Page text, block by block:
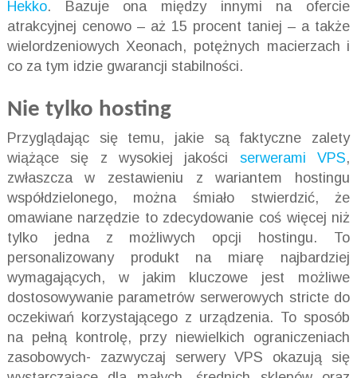
Hekko. Bazuje ona między innymi na ofercie
atrakcyjnej cenowo – aż 15 procent taniej – a także
wielordzeniowych Xeonach, potężnych macierzach i
co za tym idzie gwarancji stabilności.
Nie tylko hosting
Przyglądając się temu, jakie są faktyczne zalety
wiążące się z wysokiej jakości serwerami VPS,
zwłaszcza w zestawieniu z wariantem hostingu
współdzielonego, można śmiało stwierdzić, że
omawiane narzędzie to zdecydowanie coś więcej niż
tylko jedna z możliwych opcji hostingu. To
personalizowany produkt na miarę najbardziej
wymagających, w jakim kluczowe jest możliwe
dostosowywanie parametrów serwerowych stricte do
oczekiwań korzystającego z urządzenia. To sposób
na pełną kontrolę, przy niewielkich ograniczeniach
zasobowych- zazwyczaj serwery VPS okazują się